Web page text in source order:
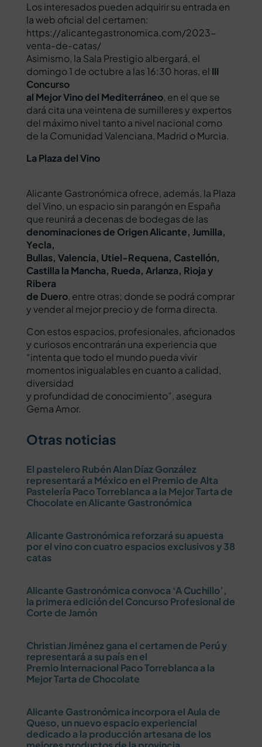
Los interesados pueden adquirir su entrada en
la web oficial del certamen:
https://alicantegastronomica.com/2023-
venta-de-catas/
Asimismo, la Sala Prestigio albergará, el
domingo 1 de octubre a las 16:30 horas, el III
Concurso
al Mejor Vino del Mediterráneo, en el que se
dará cita una veintena de sumilleres y expertos
del máximo nivel tanto a nivel nacional como
de la Comunidad Valenciana, Madrid o Murcia.
La Plaza del Vino
Alicante Gastronómica ofrece, además, la Plaza
del Vino, un espacio sin parangón en España
que reunirá a decenas de bodegas de las
denominaciones de Origen Alicante, Jumilla,
Yecla,
Bullas, Valencia, Utiel-Requena, Castellón,
Castilla la Mancha, Rueda, Arlanza, Rioja y
Ribera
de Duero, entre otras; donde se podrá comprar
y vender al mejor precio y de forma directa.
Con estos espacios, profesionales, aficionados
y curiosos encontrarán una experiencia que
“intenta que todo el mundo pueda vivir
momentos inigualables en cuanto a calidad,
diversidad
y profundidad de conocimiento”, asegura
Gema Amor.
Otras noticias
El pastelero Rubén Alan Díaz González
representará a México en el Premio de Alta
Pastelería Paco Torreblanca a la Mejor Tarta de
Chocolate en Alicante Gastronómica
Alicante Gastronómica reforzará su apuesta
por el vino con cuatro espacios exclusivos y 38
catas
Alicante Gastronómica convoca ‘A Cuchillo’,
la primera edición del Concurso Profesional de
Corte de Jamón
Christian Jiménez gana el certamen de Perú y
representará a su país en el
Premio Internacional Paco Torreblanca a la
Mejor Tarta de Chocolate
Alicante Gastronómica incorpora el Aula de
Queso, un nuevo espacio experiencial
dedicado a la producción artesana de los